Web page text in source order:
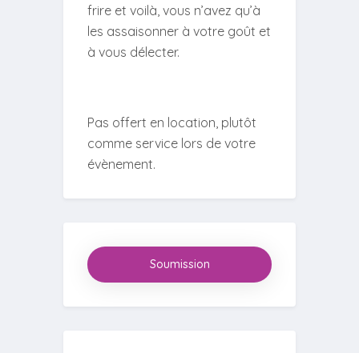
frire et voilà, vous n’avez qu’à
les assaisonner à votre goût et
à vous délecter.
Pas offert en location, plutôt
comme service lors de votre
évènement.
Soumission